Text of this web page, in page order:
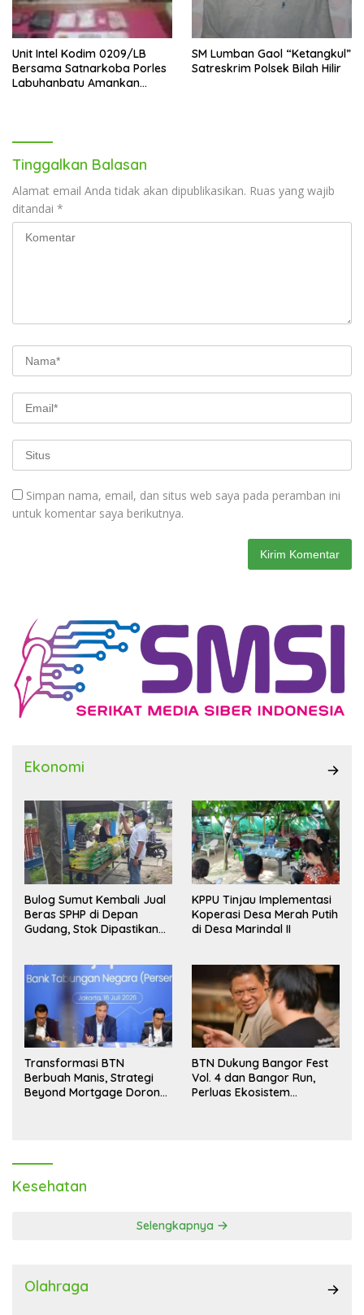
Unit Intel Kodim 0209/LB
Bersama Satnarkoba Porles
Labuhanbatu Amankan
SM Lumban Gaol “Ketangkul”
Satreskrim Polsek Bilah Hilir
Tinggalkan Balasan
Alamat email Anda tidak akan dipublikasikan. Ruas yang wajib
ditandai *
Simpan nama, email, dan situs web saya pada peramban ini
untuk komentar saya berikutnya.
Ekonomi
Bulog Sumut Kembali Jual
Beras SPHP di Depan
Gudang, Stok Dipastikan
KPPU Tinjau Implementasi
Koperasi Desa Merah Putih
di Desa Marindal II
Transformasi BTN
Berbuah Manis, Strategi
Beyond Mortgage Dorong
BTN Dukung Bangor Fest
Vol. 4 dan Bangor Run,
Perluas Ekosistem
Kesehatan
Selengkapnya
Olahraga